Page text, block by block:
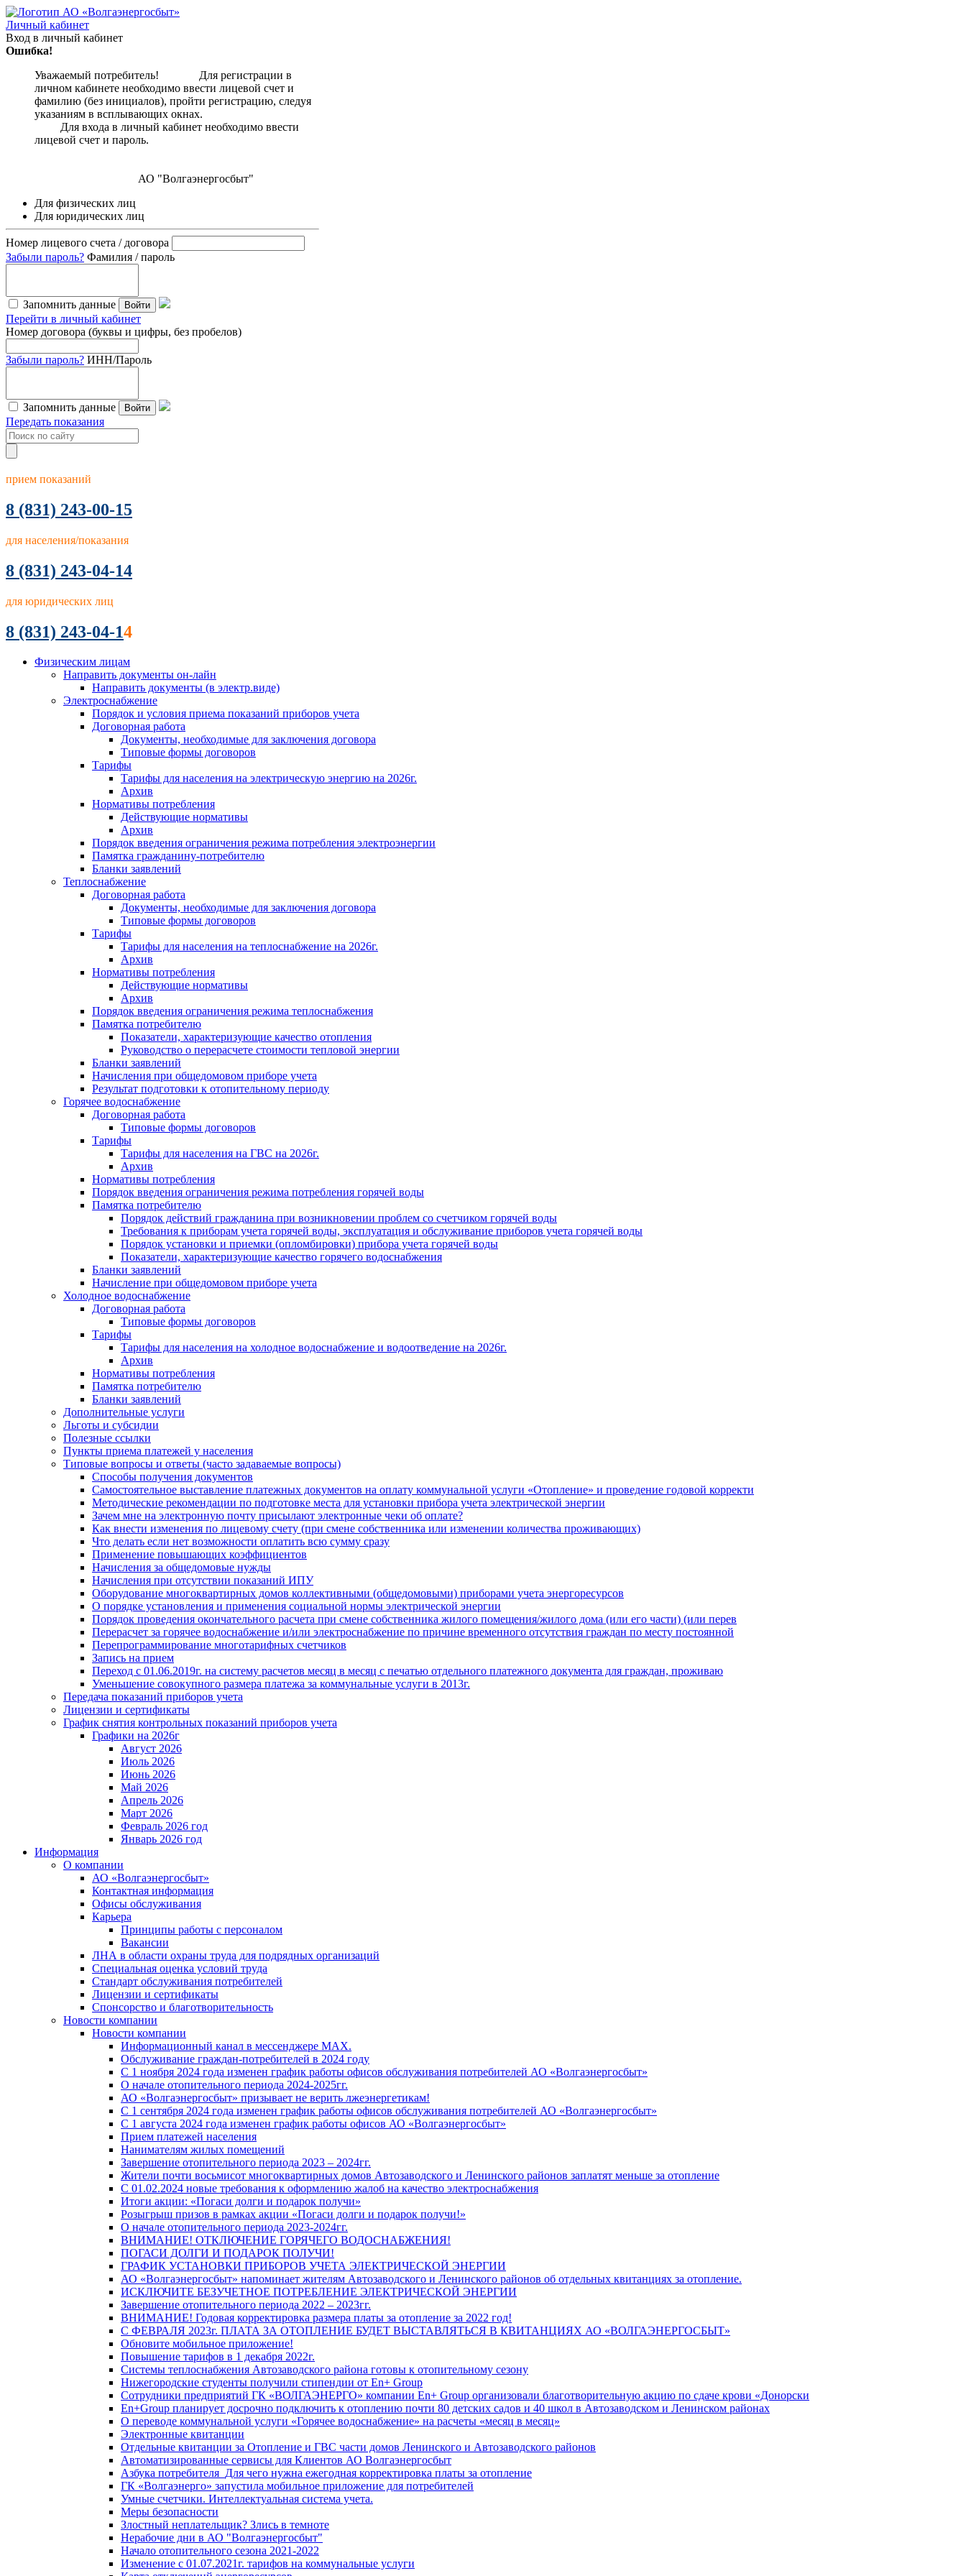
Личный кабинет
Вход в личный кабинет
Ошибка!
Уважаемый потребитель! Для регистрации в
личном кабинете необходимо ввести лицевой счет и
фамилию (без инициалов), пройти регистрацию, следуя
указаниям в всплывающих окнах.
Для входа в личный кабинет необходимо ввести
лицевой счет и пароль.
АО "Волгаэнергосбыт"
Для физических лиц
Для юридических лиц
Номер лицевого счета / договора
Забыли пароль? Фамилия / пароль
Запомнить данные Войти
Перейти в личный кабинет
Номер договора (буквы и цифры, без пробелов)
Забыли пароль? ИНН/Пароль
Запомнить данные Войти
Передать показания
прием показаний
8 (831) 243-00-15
для населения/показания
8 (831) 243-04-14
для юридических лиц
8 (831) 243-04-14
Физическим лицам
Направить документы он-лайн
Направить документы (в электр.виде)
Электроснабжение
Порядок и условия приема показаний приборов учета
Договорная работа
Документы, необходимые для заключения договора
Типовые формы договоров
Тарифы
Тарифы для населения на электрическую энергию на 2026г.
Архив
Нормативы потребления
Действующие нормативы
Архив
Порядок введения ограничения режима потребления электроэнергии
Памятка гражданину-потребителю
Бланки заявлений
Теплоснабжение
Договорная работа
Документы, необходимые для заключения договора
Типовые формы договоров
Тарифы
Тарифы для населения на теплоснабжение на 2026г.
Архив
Нормативы потребления
Действующие нормативы
Архив
Порядок введения ограничения режима теплоснабжения
Памятка потребителю
Показатели, характеризующие качество отопления
Руководство о перерасчете стоимости тепловой энергии
Бланки заявлений
Начисления при общедомовом приборе учета
Результат подготовки к отопительному периоду
Горячее водоснабжение
Договорная работа
Типовые формы договоров
Тарифы
Тарифы для населения на ГВС на 2026г.
Архив
Нормативы потребления
Порядок введения ограничения режима потребления горячей воды
Памятка потребителю
Порядок действий гражданина при возникновении проблем со счетчиком горячей воды
Требования к приборам учета горячей воды, эксплуатация и обслуживание приборов учета горячей воды
Порядок установки и приемки (опломбировки) прибора учета горячей воды
Показатели, характеризующие качество горячего водоснабжения
Бланки заявлений
Начисление при общедомовом приборе учета
Холодное водоснабжение
Договорная работа
Типовые формы договоров
Тарифы
Тарифы для населения на холодное водоснабжение и водоотведение на 2026г.
Архив
Нормативы потребления
Памятка потребителю
Бланки заявлений
Дополнительные услуги
Льготы и субсидии
Полезные ссылки
Пункты приема платежей у населения
Типовые вопросы и ответы (часто задаваемые вопросы)
Способы получения документов
Самостоятельное выставление платежных документов на оплату коммунальной услуги «Отопление» и проведение годовой корректи
Методические рекомендации по подготовке места для установки прибора учета электрической энергии
Зачем мне на электронную почту присылают электронные чеки об оплате?
Как внести изменения по лицевому счету (при смене собственника или изменении количества проживающих)
Что делать если нет возможности оплатить всю сумму сразу
Применение повышающих коэффициентов
Начисления за общедомовые нужды
Начисления при отсутствии показаний ИПУ
Оборудование многоквартирных домов коллективными (общедомовыми) приборами учета энергоресурсов
О порядке установления и применения социальной нормы электрической энергии
Порядок проведения окончательного расчета при смене собственника жилого помещения/жилого дома (или его части) (или перев
Перерасчет за горячее водоснабжение и/или электроснабжение по причине временного отсутствия граждан по месту постоянной
Перепрограммирование многотарифных счетчиков
Запись на прием
Переход с 01.06.2019г. на систему расчетов месяц в месяц с печатью отдельного платежного документа для граждан, проживаю
Уменьшение совокупного размера платежа за коммунальные услуги в 2013г.
Передача показаний приборов учета
Лицензии и сертификаты
График снятия контрольных показаний приборов учета
Графики на 2026г
Август 2026
Июль 2026
Июнь 2026
Май 2026
Апрель 2026
Март 2026
Февраль 2026 год
Январь 2026 год
Информация
О компании
АО «Волгаэнергосбыт»
Контактная информация
Офисы обслуживания
Карьера
Принципы работы с персоналом
Вакансии
ЛНА в области охраны труда для подрядных организаций
Специальная оценка условий труда
Стандарт обслуживания потребителей
Лицензии и сертификаты
Спонсорство и благотворительность
Новости компании
Новости компании
Информационный канал в мессенджере MAX.
Обслуживание граждан-потребителей в 2024 году
С 1 ноября 2024 года изменен график работы офисов обслуживания потребителей АО «Волгаэнергосбыт»
О начале отопительного периода 2024-2025гг.
АО «Волгаэнергосбыт» призывает не верить лжеэнергетикам!
С 1 сентября 2024 года изменен график работы офисов обслуживания потребителей АО «Волгаэнергосбыт»
С 1 августа 2024 года изменен график работы офисов АО «Волгаэнергосбыт»
Прием платежей населения
Нанимателям жилых помещений
Завершение отопительного периода 2023 – 2024гг.
Жители почти восьмисот многоквартирных домов Автозаводского и Ленинского районов заплатят меньше за отопление
С 01.02.2024 новые требования к оформлению жалоб на качество электроснабжения
Итоги акции: «Погаси долги и подарок получи»
Розыгрыш призов в рамках акции «Погаси долги и подарок получи!»
О начале отопительного периода 2023-2024гг.
ВНИМАНИЕ! ОТКЛЮЧЕНИЕ ГОРЯЧЕГО ВОДОСНАБЖЕНИЯ!
ПОГАСИ ДОЛГИ И ПОДАРОК ПОЛУЧИ!
ГРАФИК УСТАНОВКИ ПРИБОРОВ УЧЕТА ЭЛЕКТРИЧЕСКОЙ ЭНЕРГИИ
АО «Волгаэнергосбыт» напоминает жителям Автозаводского и Ленинского районов об отдельных квитанциях за отопление.
ИСКЛЮЧИТЕ БЕЗУЧЕТНОЕ ПОТРЕБЛЕНИЕ ЭЛЕКТРИЧЕСКОЙ ЭНЕРГИИ
Завершение отопительного периода 2022 – 2023гг.
ВНИМАНИЕ! Годовая корректировка размера платы за отопление за 2022 год!
С ФЕВРАЛЯ 2023г. ПЛАТА ЗА ОТОПЛЕНИЕ БУДЕТ ВЫСТАВЛЯТЬСЯ В КВИТАНЦИЯХ АО «ВОЛГАЭНЕРГОСБЫТ»
Обновите мобильное приложение!
Повышение тарифов в 1 декабря 2022г.
Системы теплоснабжения Автозаводского района готовы к отопительному сезону
Нижегородские студенты получили стипендии от En+ Group
Сотрудники предприятий ГК «ВОЛГАЭНЕРГО» компании En+ Group организовали благотворительную акцию по сдаче крови «Донорски
En+Group планирует досрочно подключить к отоплению почти 80 детских садов и 40 школ в Автозаводском и Ленинском районах
О переводе коммунальной услуги «Горячее водоснабжение» на расчеты «месяц в месяц»
Электронные квитанции
Отдельные квитанции за Отопление и ГВС части домов Ленинского и Автозаводского районов
Автоматизированные сервисы для Клиентов АО Волгаэнергосбыт
Азбука потребителя_Для чего нужна ежегодная корректировка платы за отопление
ГК «Волгаэнерго» запустила мобильное приложение для потребителей
Умные счетчики. Интеллектуальная система учета.
Меры безопасности
Злостный неплательщик? Злись в темноте
Нерабочие дни в АО "Волгаэнергосбыт"
Начало отопительного сезона 2021-2022
Изменение с 01.07.2021г. тарифов на коммунальные услуги